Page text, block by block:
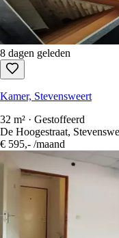
3 dagen geleden
Kamer, Sittard
10 m² · Gemeubileerd
Tudderenderweg, Sittard
€ 489,- /maand